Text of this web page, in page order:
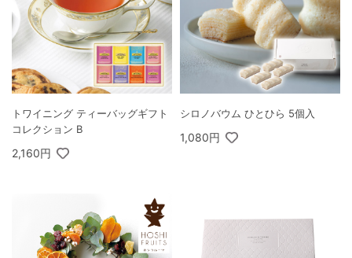
トワイニング ティーバッグギフト
コレクション B
2,160円
シロノバウム ひとひら 5個入
1,080円